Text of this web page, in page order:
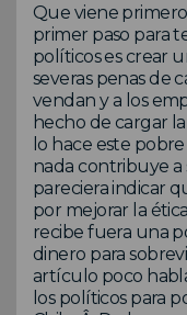
Que viene
primer paso para
políticos es crear
severas penas de
vendan y a los
hecho de cargar
lo hace este
nada contribuye
pareciera indicar
por mejorar la
recibe fuera una
dinero para
artículo poco
los políticos para